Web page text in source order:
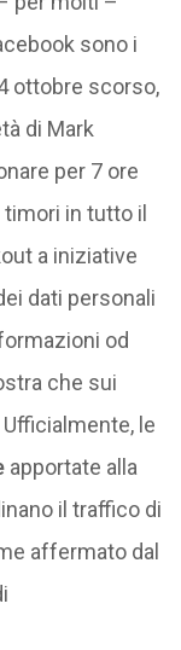
sono i
ottobre scorso,
di Mark
per 7 ore
in tutto il
a iniziative
dati personali
od
che sui
le
apportate alla
il traffico di
affermato dal